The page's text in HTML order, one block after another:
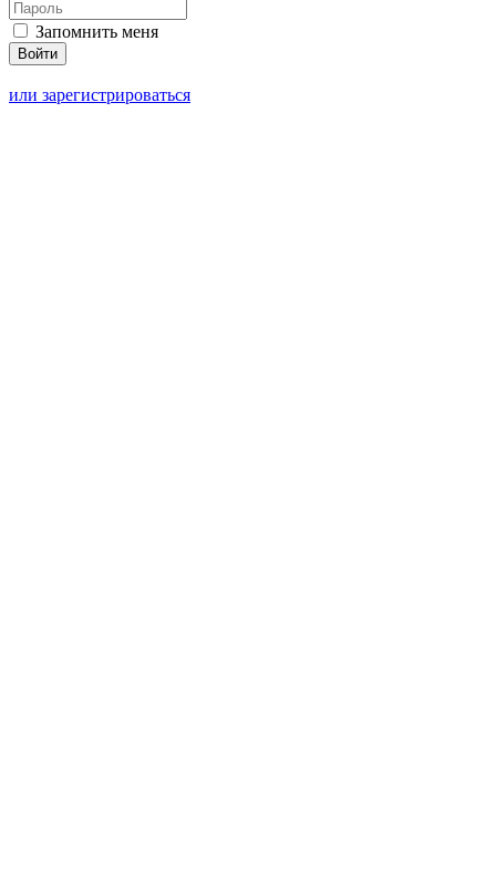
Запомнить меня
или зарегистрироваться